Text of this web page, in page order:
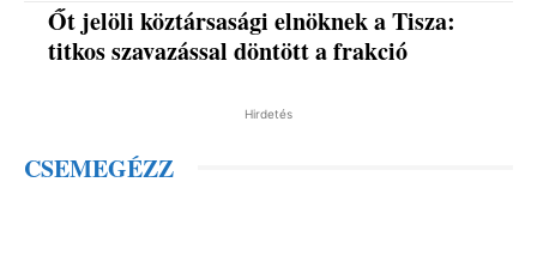
Őt jelöli köztársasági elnöknek a Tisza:
titkos szavazással döntött a frakció
Hirdetés
CSEMEGÉZZ